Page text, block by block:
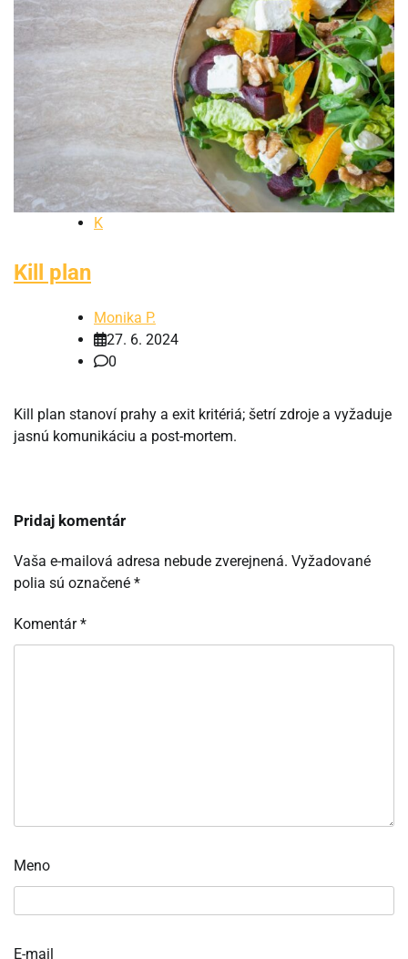
K
Kill plan
Monika P.
27. 6. 2024
0
Kill plan stanoví prahy a exit kritériá; šetrí zdroje a vyžaduje
jasnú komunikáciu a post-mortem.
Pridaj komentár
Vaša e-mailová adresa nebude zverejnená. Vyžadované
polia sú označené *
Komentár*
Meno
E-mail